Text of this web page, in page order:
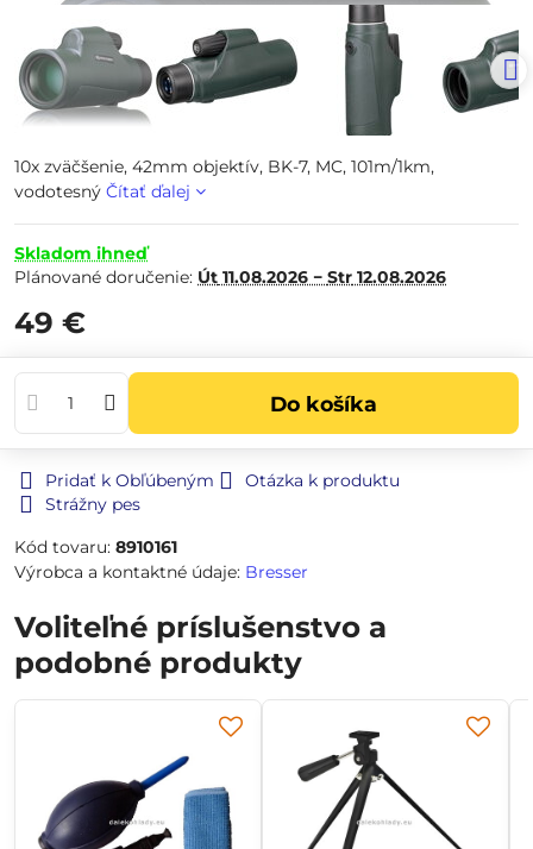
10x zväčšenie, 42mm objektív, BK-7, MC, 101m/1km,
vodotesný Čítať ďalej
Skladom ihneď
Plánované doručenie: Út 11.08.2026 − Str 12.08.2026
49 €
Do košíka
Pridať k Obľúbeným
Otázka k produktu
Strážny pes
Kód tovaru: 8910161
Výrobca a kontaktné údaje: Bresser
Voliteľné príslušenstvo a
podobné produkty